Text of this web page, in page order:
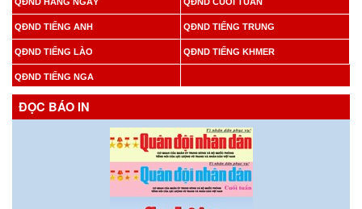
QĐND TIẾNG ANH QĐND TIẾNG TRUNG
QĐND TIẾNG LÀO QĐND TIẾNG KHMER
QĐND TIẾNG NGA
ĐỌC BÁO IN